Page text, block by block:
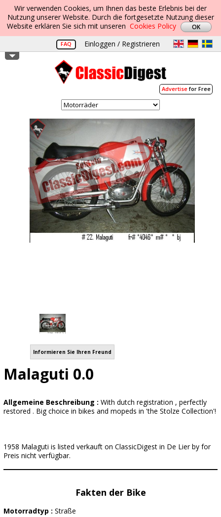
Wir verwenden Cookies, um Ihnen das beste Erlebnis bei der
Nutzung unserer Website. Durch die fortgesetzte Nutzung dieser
Website erklären Sie sich mit unseren Cookies Policy
FAQ Einloggen / Registrieren
Advertisefor Free
Informieren Sie Ihren Freund
Malaguti 0.0
Allgemeine Beschreibung : With dutch registration , perfectly
restored . Big choice in bikes and mopeds in 'the Stolze Collection'!
1958 Malaguti is listed verkauft on ClassicDigest in De Lier by for
Preis nicht verfügbar.
Fakten der Bike
Motorradtyp : Straße